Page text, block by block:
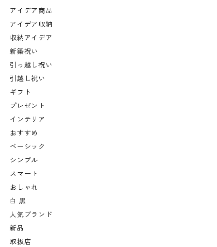
アイデア商品
アイデア収納
収納アイデア
新築祝い
引っ越し祝い
引越し祝い
ギフト
プレゼント
インテリア
おすすめ
ベーシック
シンプル
スマート
おしゃれ
白 黒
人気ブランド
新品
取扱店